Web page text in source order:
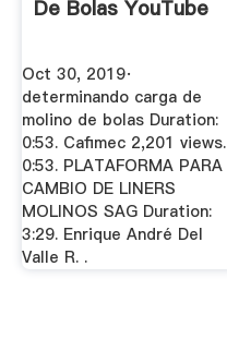
De Bolas YouTube
Oct 30, 2019·
determinando carga de
molino de bolas Duration:
0:53. Cafimec 2,201 views.
0:53. PLATAFORMA PARA
CAMBIO DE LINERS
MOLINOS SAG Duration:
3:29. Enrique André Del
Valle R. .